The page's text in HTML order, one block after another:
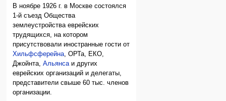
В ноябре 1926 г. в Москве состоялся
1-й съезд Общества
землеустройства еврейских
трудящихся, на котором
присутствовали иностранные гости от
Хильфсферейна, ОРТа, ЕКО,
Джойнта,Альянсаи других
еврейских организаций и делегаты,
представители свыше 60 тыс. членов
организации.